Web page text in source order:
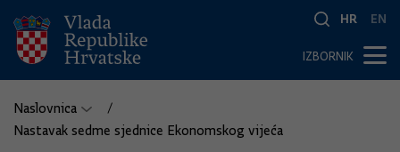
HR EN
IZBORNIK
Naslovnica
Nastavak sedme sjednice Ekonomskog vijeća